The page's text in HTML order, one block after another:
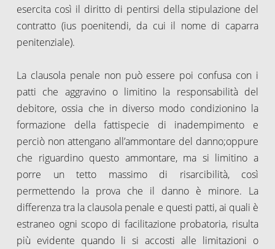
esercita così il diritto di pentirsi della stipulazione del
contratto (ius poenitendi, da cui il nome di caparra
penitenziale).
La clausola penale non può essere poi confusa con i
patti che aggravino o limitino la responsabilità del
debitore, ossia che in diverso modo condizionino la
formazione della fattispecie di inadempimento e
perciò non attengano all’ammontare del danno;oppure
che riguardino questo ammontare, ma si limitino a
porre un tetto massimo di risarcibilità, così
permettendo la prova che il danno è minore. La
differenza tra la clausola penale e questi patti, ai quali è
estraneo ogni scopo di facilitazione probatoria, risulta
più evidente quando li si accosti alle limitazioni o